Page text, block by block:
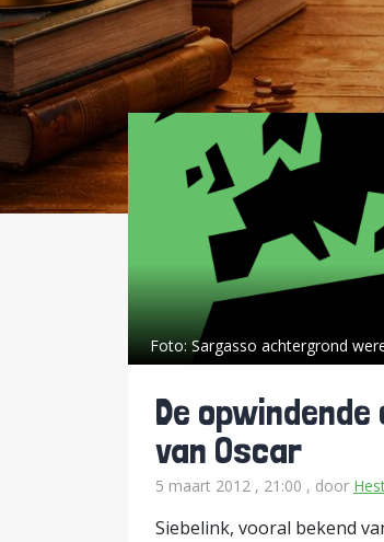
Foto:Sargasso achtergrond
De opwindende
van Oscar
5 maart 2012 , 21:00 , door
Siebelink, vooral bekend